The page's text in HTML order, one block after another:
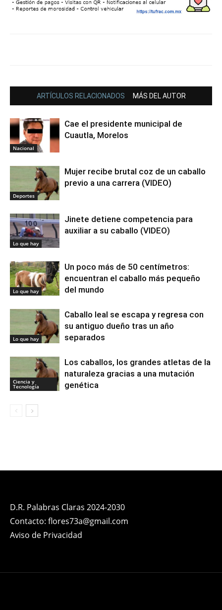
ARTÍCULOS RELACIONADOS MÁS DEL AUTOR
Nacional
Cae el presidente municipal de
Cuautla, Morelos
Deportes
Mujer recibe brutal coz de un caballo
previo a una carrera (VIDEO)
Lo que hay
Jinete detiene competencia para
auxiliar a su caballo (VIDEO)
Lo que hay
Un poco más de 50 centímetros:
encuentran el caballo más pequeño
del mundo
Lo que hay
Caballo leal se escapa y regresa con
su antiguo dueño tras un año
separados
Ciencia y
Tecnología
Los caballos, los grandes atletas de la
naturaleza gracias a una mutación
genética
D.R. Palabras Claras 2024-2030
Contacto: flores73a@gmail.com
Aviso de Privacidad